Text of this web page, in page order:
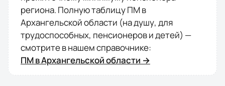
региона. Полную таблицу ПМ в
Архангельской области (на душу, для
трудоспособных, пенсионеров и детей) —
смотрите в нашем справочнике:
ПМ вАрхангельской области →